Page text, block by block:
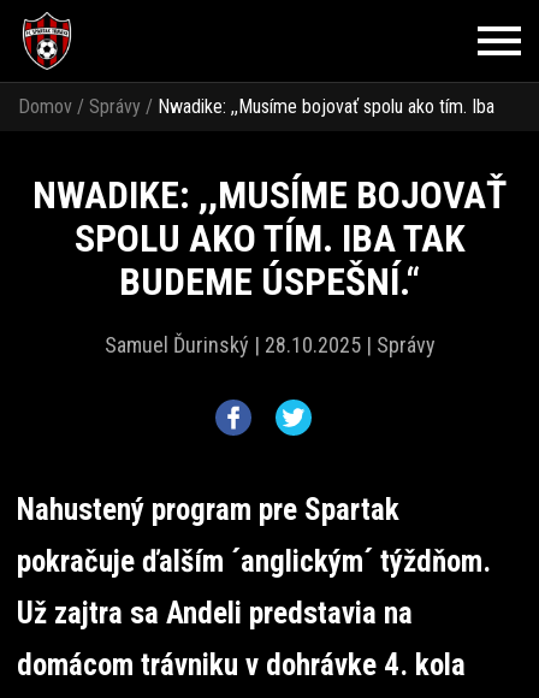
Domov / Správy / Nwadike: ,,Musíme bojovať spolu ako tím. Iba
NWADIKE: ,,MUSÍME BOJOVAŤ
SPOLU AKO TÍM. IBA TAK
BUDEME ÚSPEŠNÍ.“
Samuel Ďurinský | 28.10.2025 | Správy
Nahustený program pre Spartak
pokračuje ďalším ´anglickým´ týždňom.
Už zajtra sa Andeli predstavia na
domácom trávniku v dohrávke 4. kola